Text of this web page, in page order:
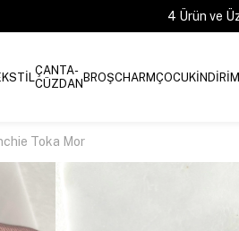
4 Ürün ve
ÇANTA-
CÜZDANBROŞCHARMÇOCUKİNDİRİM
Toka Mor